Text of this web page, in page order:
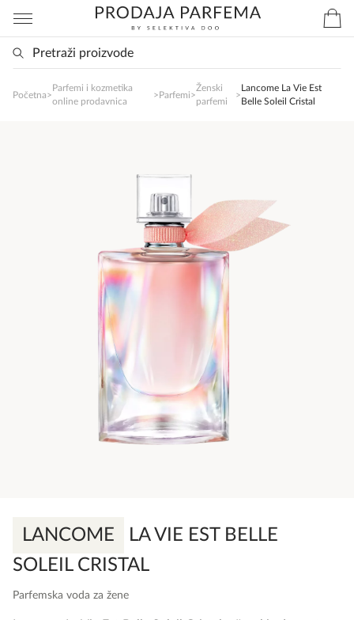
Početna>
Parfemi i kozmetika
online prodavnica
>Parfemi>
Ženski
parfemi
>
Lancome La Vie Est
Belle Soleil Cristal
LANCOME
LA VIE EST BELLE
SOLEIL CRISTAL
Parfemska voda za žene
SlađanAi Asistent
poručite svoj omiljeni parfem danas ali i za